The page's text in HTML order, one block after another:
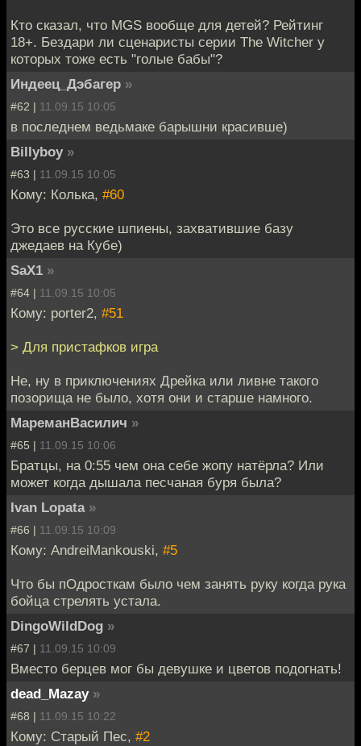
Кто сказал, что MGS вообще для детей? Рейтинг
18+. Бездари ли сценаристы серии The Witcher у
которых тоже есть "голые бабы"?
Индеец_Дэбагер »
#62 | 11.09.15 10:05
в последнем ведьмаке барышни красивше)
Billyboy »
#63 | 11.09.15 10:05
Кому: Колька, #60
Это все русские шпиены, захватившие базу
джедаев на Кубе)
SaX1 »
#64 | 11.09.15 10:05
Кому: porter2, #51
> Для пристафков игра
Не, ну в приключениях Дрейка или ливне такого
позорища не было, хотя они и старше намного.
МареманВасилич »
#65 | 11.09.15 10:06
Братцы, на 0:55 чем она себе жопу натёрла? Или
может когда дышала песчаная буря была?
Ivan Lopata »
#66 | 11.09.15 10:09
Кому: AndreiMankouski, #5
Что бы пОдросткам было чем занять руку когда рука
бойца стрелять устала.
DingoWildDog »
#67 | 11.09.15 10:09
Вместо берцев мог бы девушке и цветов подогнать!
dead_Mazay »
#68 | 11.09.15 10:22
Кому: Старый Пес, #2